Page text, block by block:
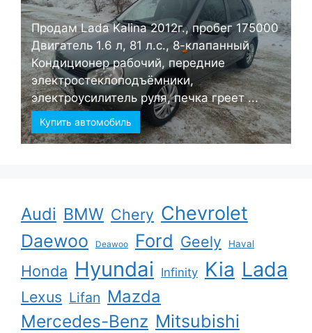
Продам Lada Kalina 2012г., пробег 175000
Двигатель 1.6 л, 81 л.с., 8-клапанный
Кондиционер рабочий, передние
электростеклоподъёмники,
электроусилитель руля, печка греет ...
Купить автомобиль
Audi BMW Chery Chevrolet
Daewoo Deawoo Ford Geely Haval
Honda Hyundai Infinity Kia Lada
Lexus Lifan Mazda
Mercedes-Benz Mitsubishi